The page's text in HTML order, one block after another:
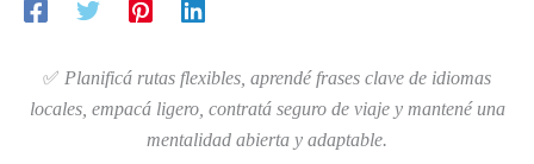
✅ Planificá rutas flexibles, aprendé frases clave de idiomas
locales, empacá ligero, contratá seguro de viaje y mantené una
mentalidad abierta y adaptable.